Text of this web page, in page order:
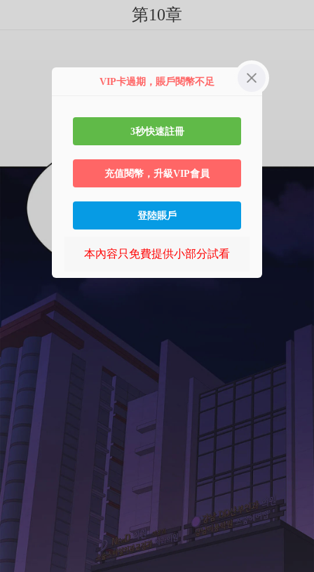
第10章
VIP卡過期，賬戶閱幣不足
3秒快速註冊
充值閱幣，升級VIP會員
登陸賬戶
本內容只免費提供小部分試看